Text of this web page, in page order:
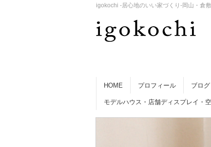
igokochi -居心地のいい家づくり-岡山・
HOME プロフィール ブログ
モデルハウス・店舗ディスプレイ・